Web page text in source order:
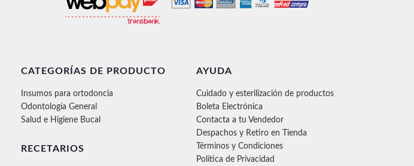
CATEGORÍAS DE PRODUCTO
Insumos para ortodoncia
Odontología General
Salud e Higiene Bucal
RECETARIOS
AYUDA
Cuidado y esterilización de productos
Boleta Electrónica
Contacta a tu Vendedor
Despachos y Retiro en Tienda
Términos y Condiciones
Política de Privacidad